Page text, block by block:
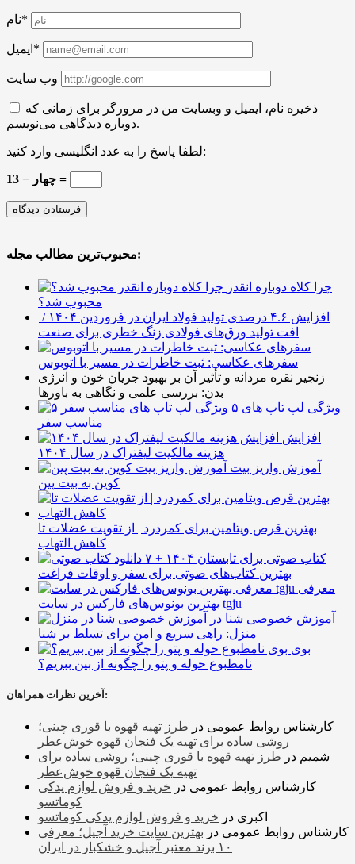
نام*
ایمیل*
وب سایت
ذخیره نام، ایمیل و وبسایت من در مرورگر برای زمانی که
دوباره دیدگاهی می‌نویسم.
لطفا پاسخ را به عدد انگلیسی وارد کنید:
13 − چهار =
محبوب‌ترین مطالب مجله:
چرا کلاه دوباره انقدر
محبوب شد؟
افزایش ۴.۶ درصدی تولید فولاد ایران در فروردین ۱۴۰۴ /
افت تولید ورق‌های فولادی زنگ خطری برای صنعت
سفرهای عکاسی: ثبت خاطرات در مسیر با اتوبوس
زنجیر نقره مردانه و تأثیر آن بر بهبود جریان خون و انرژی
بدن: بررسی علمی و نگاهی به باورها
۵ ویژگی لپ تاپ های
مناسب سفر
افزایش
هزینه مالکیت لیفتراک در سال ۱۴۰۴
آموزش واریز بیت
کوین به بیت پین
بهترین قرص ویتامین برای کمردرد | از تقویت عضلات تا
کاهش التهاب
۷ کتاب صوتی برای تابستان ۱۴۰۴ +
بهترین کتاب‌های صوتی برای سفر و اوقات فراغت
معرفی
بهترین بونوس‌های فارکس در سایت tgju
آموزش خصوصی شنا در
منزل: راهی سریع و امن برای تسلط بر شنا
بوی
نامطبوع حوله و پتو را چگونه از بین ببریم؟
آخرین نظرات همراهان:
کارشناس روابط عمومی در طرز تهیه قهوه با قوری چینی؛
روشی ساده برای تهیه یک فنجان قهوه خوش‌عطر
شمیم در طرز تهیه قهوه با قوری چینی؛ روشی ساده برای
تهیه یک فنجان قهوه خوش‌عطر
کارشناس روابط عمومی در خرید و فروش لوازم یدکی
کوماتسو
اکبری در خرید و فروش لوازم یدکی کوماتسو
کارشناس روابط عمومی در بهترین سایت خرید آجیل؛ معرفی
۱۰ برند معتبر آجیل و خشکبار در ایران